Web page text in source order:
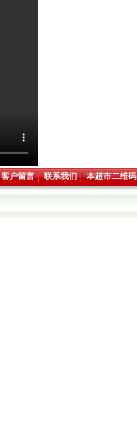
客户留言 联系我们 本超市二维码